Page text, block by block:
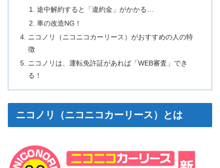
途中解約すると「違約金」がかかる…
車の改造NG！
ニコノリ（ニコニコカーリース）がおすすめの人の特
徴
ニコノリは、運転免許証があれば「WEB審査」でき
る！
ニコノリ（ニコニコカーリース）とは